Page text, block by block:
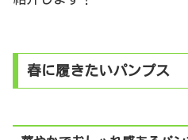
春に履きたいパンプス